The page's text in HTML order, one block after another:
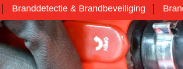
Branddetectie & Brandbeveiliging